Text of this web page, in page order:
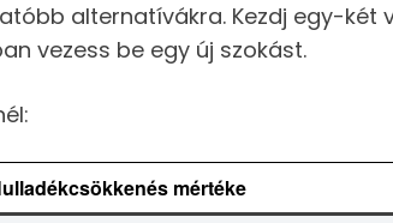
alternatívákra. Kezdj egy-két
vezess be egy új szokást.
mértéke